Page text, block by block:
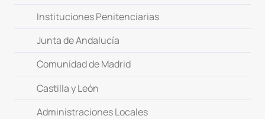
Instituciones Penitenciarias
Junta de Andalucía
Comunidad de Madrid
Castilla y León
Administraciones Locales